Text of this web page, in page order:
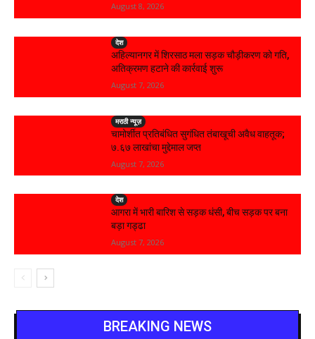
August 8, 2026
देश
अहिल्यानगर में शिरसाठ मला सड़क चौड़ीकरण को गति,
अतिक्रमण हटाने की कार्रवाई शुरू
August 7, 2026
मराठी न्यूज़
चामोर्शीत प्रतिबंधित सुगंधित तंबाखूची अवैध वाहतूक;
₹७.६७ लाखांचा मुद्देमाल जप्त
August 7, 2026
देश
आगरा में भारी बारिश से सड़क धंसी, बीच सड़क पर बना
बड़ा गड्ढा
August 7, 2026
BREAKING NEWS